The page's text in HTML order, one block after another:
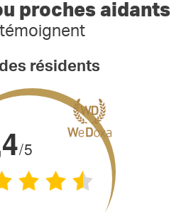
proches aidants
témoignent
résidents
/5